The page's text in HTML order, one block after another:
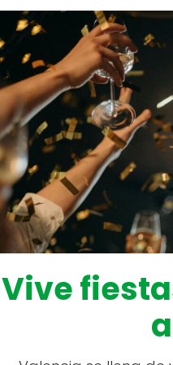
Vive